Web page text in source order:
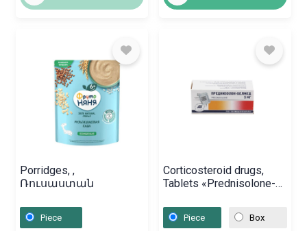
Porridges, ,
Ռուսաստան
Piece
Corticosteroid drugs,
Tablets «Prednisolone-
Բելառուս
Piece Box